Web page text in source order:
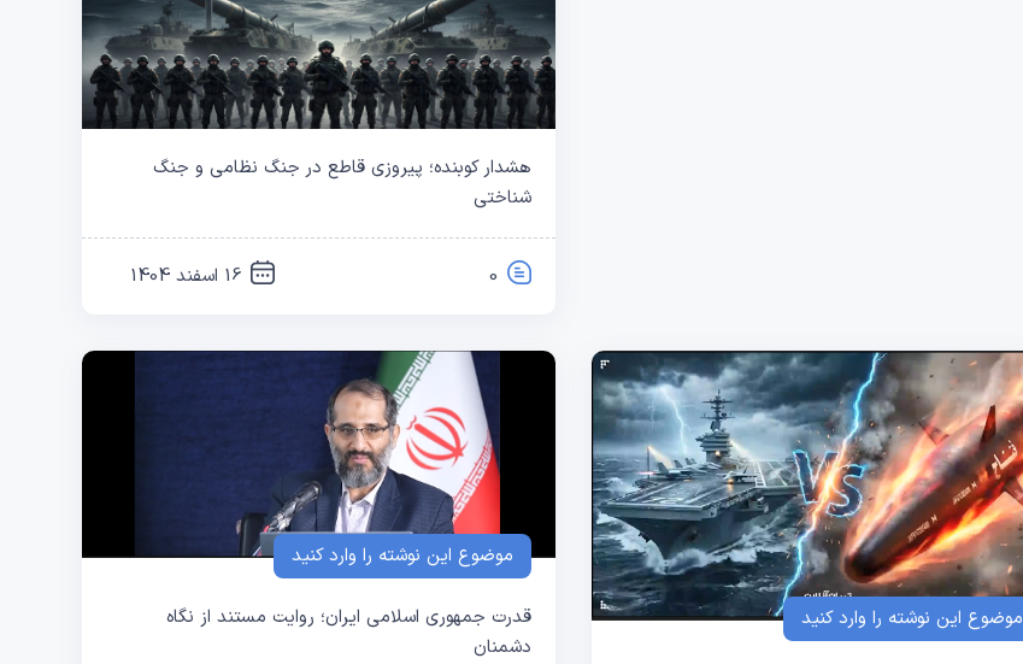
هشدار کوبنده؛ پیروزی قاطع در جنگ نظامی و جنگ
شناختی
0 16 اسفند 1404
موضوع این نوشته را وارد کنید
موضوع این نوشته را وارد کنید
قدرت جمهوری اسلامی ایران؛ روایت مستند از نگاه
دشمنان